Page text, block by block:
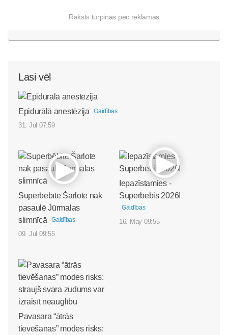
Raksts turpinās pēc reklāmas
Lasi vēl
Epidurālā anestēzija Gaidības
31. Jul 07:59
Superbēbīte Šarlote nāk
pasaulē Jūrmalas
slimnīcā
Gaidības
09. Jul 09:55
Iepazīstamies -
Superbēbis 2026!
Gaidības
16. May 09:55
Pavasara “ātrās
tievēšanas” modes risks: